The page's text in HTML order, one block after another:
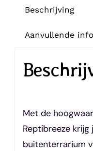
Beschrijving
Aanvullende
Met de
Reptibreeze
buitenterrarium